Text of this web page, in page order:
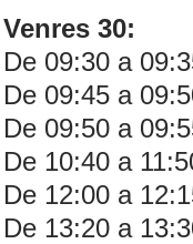
Venres 30:
De 09:30 a
De 09:45 a
De 09:50 a
De 10:40 a
De 12:00 a
De 13:20 a